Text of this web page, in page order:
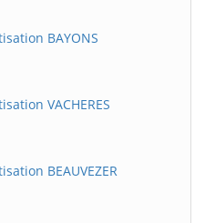
BAYONS
VACHERES
BEAUVEZER